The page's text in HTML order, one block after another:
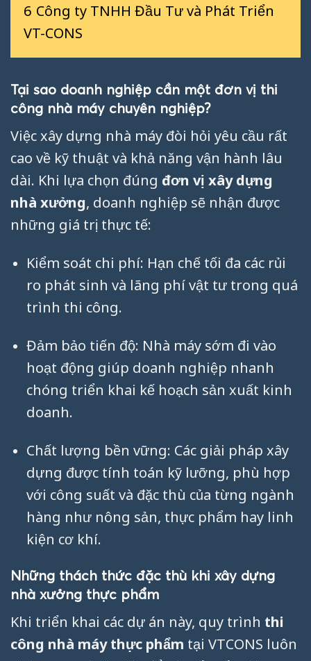
6 Công ty TNHH Đầu Tư và Phát Triển
VT-CONS
Tại sao doanh nghiệp cần một đơn vị thi
công nhà máy chuyên nghiệp?
Việc xây dựng nhà máy đòi hỏi yêu cầu rất
cao về kỹ thuật và khả năng vận hành lâu
dài. Khi lựa chọn đúng đơn vị xây dựng
nhà xưởng, doanh nghiệp sẽ nhận được
những giá trị thực tế:
Kiểm soát chi phí: Hạn chế tối đa các rủi
ro phát sinh và lãng phí vật tư trong quá
trình thi công.
Đảm bảo tiến độ: Nhà máy sớm đi vào
hoạt động giúp doanh nghiệp nhanh
chóng triển khai kế hoạch sản xuất kinh
doanh.
Chất lượng bền vững: Các giải pháp xây
dựng được tính toán kỹ lưỡng, phù hợp
với công suất và đặc thù của từng ngành
hàng như nông sản, thực phẩm hay linh
kiện cơ khí.
Những thách thức đặc thù khi xây dựng
nhà xưởng thực phẩm
Khi triển khai các dự án này, quy trình thi
công nhà máy thực phẩm tại VTCONS luôn